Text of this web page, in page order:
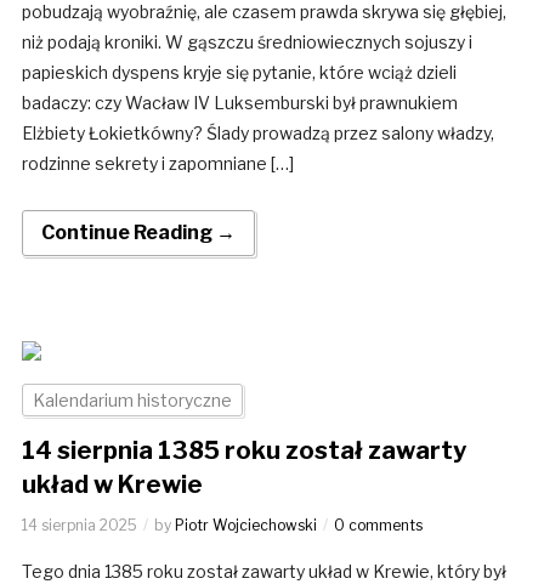
pobudzają wyobraźnię, ale czasem prawda skrywa się głębiej,
niż podają kroniki. W gąszczu średniowiecznych sojuszy i
papieskich dyspens kryje się pytanie, które wciąż dzieli
badaczy: czy Wacław IV Luksemburski był prawnukiem
Elżbiety Łokietkówny? Ślady prowadzą przez salony władzy,
rodzinne sekrety i zapomniane […]
Continue Reading →
Kalendarium historyczne
14 sierpnia 1385 roku został zawarty
układ w Krewie
14 sierpnia 2025 by Piotr Wojciechowski 0 comments
Tego dnia 1385 roku został zawarty układ w Krewie, który był